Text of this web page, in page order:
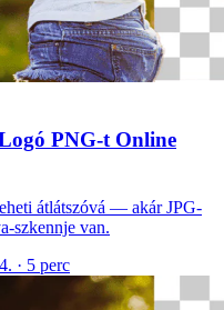
PNG-t Online
átlátszóvá — akár JPG-
szkennje van.
· 5 perc